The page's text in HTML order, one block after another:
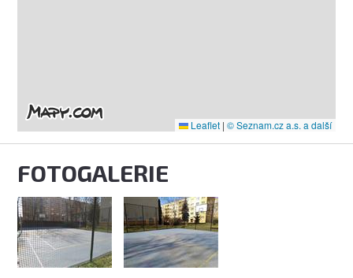
Leaflet | © Seznam.cz a.s. a další
FOTOGALERIE